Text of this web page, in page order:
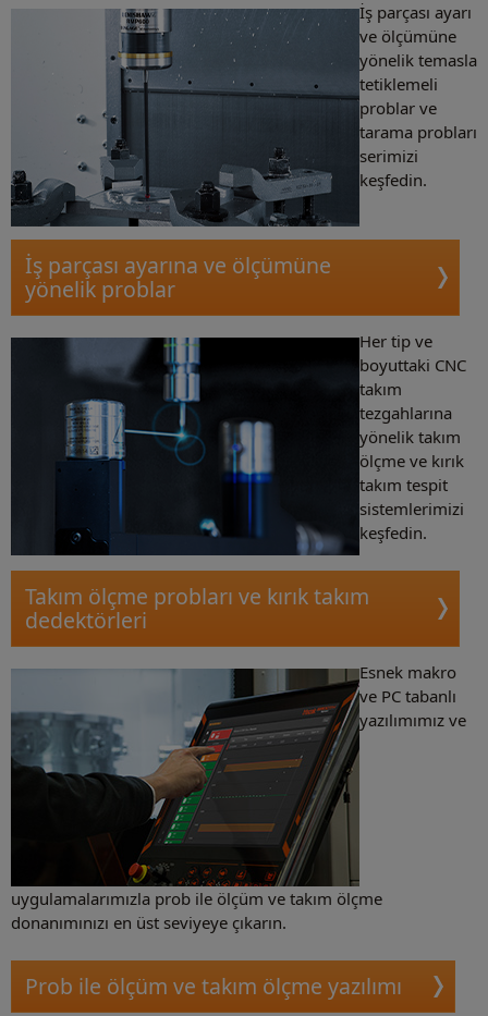
İş parçası ayarı
ve ölçümüne
yönelik temasla
tetiklemeli
problar ve
tarama probları
serimizi
keşfedin.
İş parçası ayarına ve ölçümüne
yönelik problar
Her tip ve
boyuttaki CNC
takım
tezgahlarına
yönelik takım
ölçme ve kırık
takım tespit
sistemlerimizi
keşfedin.
Takım ölçme probları ve kırık takım
dedektörleri
Esnek makro
ve PC tabanlı
yazılımımız ve
uygulamalarımızla prob ile ölçüm ve takım ölçme
donanımınızı en üst seviyeye çıkarın.
Prob ile ölçüm ve takım ölçme yazılımı